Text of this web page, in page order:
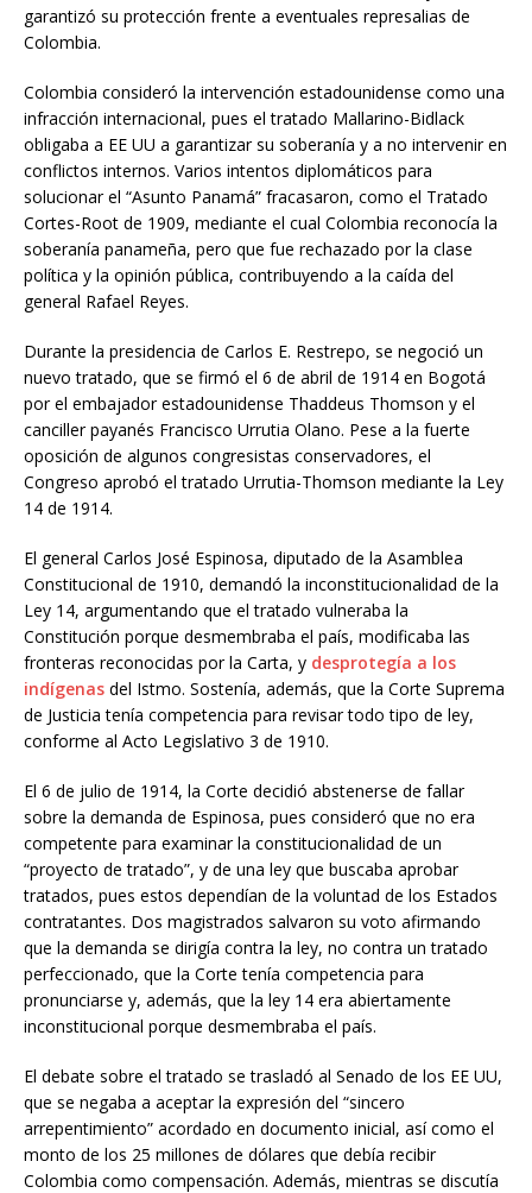
garantizó su protección frente a eventuales represalias de
Colombia.
Colombia consideró la intervención estadounidense como una
infracción internacional, pues el tratado Mallarino-Bidlack
obligaba a EE UU a garantizar su soberanía y a no intervenir en
conflictos internos. Varios intentos diplomáticos para
solucionar el “Asunto Panamá” fracasaron, como el Tratado
Cortes-Root de 1909, mediante el cual Colombia reconocía la
soberanía panameña, pero que fue rechazado por la clase
política y la opinión pública, contribuyendo a la caída del
general Rafael Reyes.
Durante la presidencia de Carlos E. Restrepo, se negoció un
nuevo tratado, que se firmó el 6 de abril de 1914 en Bogotá
por el embajador estadounidense Thaddeus Thomson y el
canciller payanés Francisco Urrutia Olano. Pese a la fuerte
oposición de algunos congresistas conservadores, el
Congreso aprobó el tratado Urrutia-Thomson mediante la Ley
14 de 1914.
El general Carlos José Espinosa, diputado de la Asamblea
Constitucional de 1910, demandó la inconstitucionalidad de la
Ley 14, argumentando que el tratado vulneraba la
Constitución porque desmembraba el país, modificaba las
fronteras reconocidas por la Carta, y desprotegía a los
indígenas del Istmo. Sostenía, además, que la Corte Suprema
de Justicia tenía competencia para revisar todo tipo de ley,
conforme al Acto Legislativo 3 de 1910.
El 6 de julio de 1914, la Corte decidió abstenerse de fallar
sobre la demanda de Espinosa, pues consideró que no era
competente para examinar la constitucionalidad de un
“proyecto de tratado”, y de una ley que buscaba aprobar
tratados, pues estos dependían de la voluntad de los Estados
contratantes. Dos magistrados salvaron su voto afirmando
que la demanda se dirigía contra la ley, no contra un tratado
perfeccionado, que la Corte tenía competencia para
pronunciarse y, además, que la ley 14 era abiertamente
inconstitucional porque desmembraba el país.
El debate sobre el tratado se trasladó al Senado de los EE UU,
que se negaba a aceptar la expresión del “sincero
arrepentimiento” acordado en documento inicial, así como el
monto de los 25 millones de dólares que debía recibir
Colombia como compensación. Además, mientras se discutía